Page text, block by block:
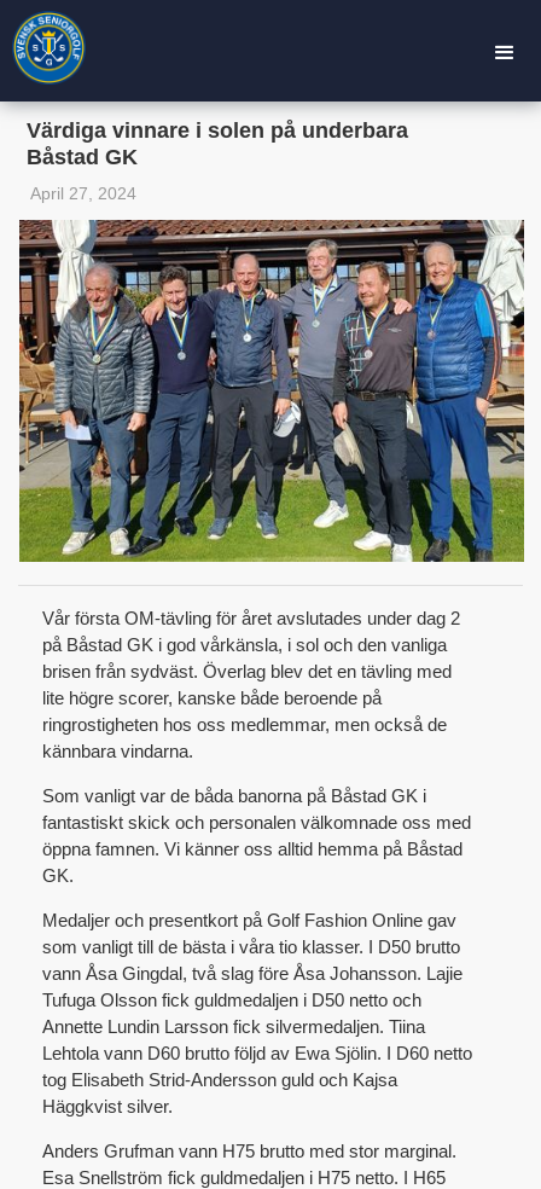
Värdiga vinnare i solen på underbara
Båstad GK
April 27, 2024
Vår första OM-tävling för året avslutades under dag 2
på Båstad GK i god vårkänsla, i sol och den vanliga
brisen från sydväst. Överlag blev det en tävling med
lite högre scorer, kanske både beroende på
ringrostigheten hos oss medlemmar, men också de
kännbara vindarna.
Som vanligt var de båda banorna på Båstad GK i
fantastiskt skick och personalen välkomnade oss med
öppna famnen. Vi känner oss alltid hemma på Båstad
GK.
Medaljer och presentkort på Golf Fashion Online gav
som vanligt till de bästa i våra tio klasser. I D50 brutto
vann Åsa Gingdal, två slag före Åsa Johansson. Lajie
Tufuga Olsson fick guldmedaljen i D50 netto och
Annette Lundin Larsson fick silvermedaljen. Tiina
Lehtola vann D60 brutto följd av Ewa Sjölin. I D60 netto
tog Elisabeth Strid-Andersson guld och Kajsa
Häggkvist silver.
Anders Grufman vann H75 brutto med stor marginal.
Esa Snellström fick guldmedaljen i H75 netto. I H65